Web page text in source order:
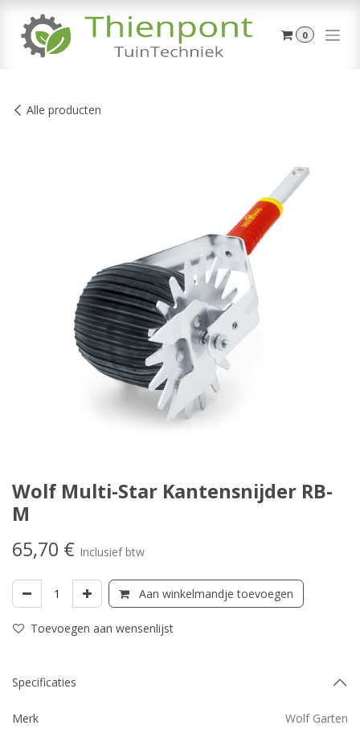
0
Alle producten
Wolf Multi-Star Kantensnijder RB-
M
65,70 € Inclusief btw
Aan winkelmandje toevoegen
Toevoegen aan wensenlijst
Specificaties
Merk Wolf Garten